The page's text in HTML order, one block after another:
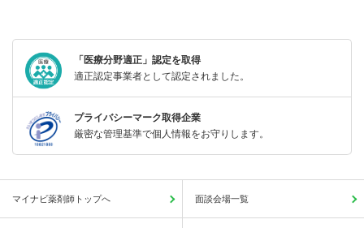
「医療分野適正」認定を取得
適正認定事業者として認定されました。
プライバシーマーク取得企業
厳密な管理基準で個人情報をお守りします。
マイナビ薬剤師トップへ 面談会場一覧